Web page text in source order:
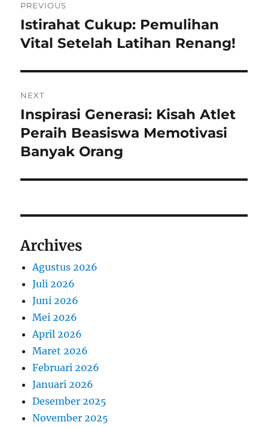
pos
PREVIOUS
Previous
post:
Istirahat Cukup: Pemulihan
Vital Setelah Latihan Renang!
NEXT
Next
post:
Inspirasi Generasi: Kisah Atlet
Peraih Beasiswa Memotivasi
Banyak Orang
Archives
Agustus 2026
Juli 2026
Juni 2026
Mei 2026
April 2026
Maret 2026
Februari 2026
Januari 2026
Desember 2025
November 2025